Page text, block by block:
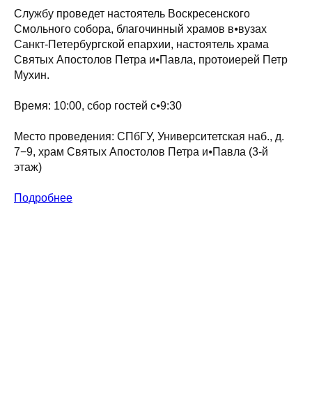
Службу проведет настоятель Воскресенского
Смольного собора, благочинный храмов в⦁вузах
Санкт-Петербургской епархии, настоятель храма
Святых Апостолов Петра и⦁Павла, протоиерей Петр
Мухин.
Время: 10:00, сбор гостей с⦁9:30
Место проведения: СПбГУ, Университетская наб., д.
7−9, храм Святых Апостолов Петра и⦁Павла (3-й
этаж)
Подробнее